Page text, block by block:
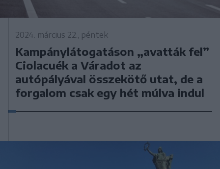
2024. március 22., péntek
Kampánylátogatáson „avatták fel”
Ciolacuék a Váradot az
autópályával összekötő utat, de a
forgalom csak egy hét múlva indul